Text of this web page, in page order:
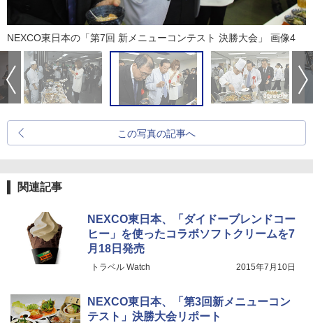
NEXCO東日本の「第7回 新メニューコンテスト 決勝大会」 画像4
この写真の記事へ
関連記事
NEXCO東日本、「ダイドーブレンドコー
ヒー」を使ったコラボソフトクリームを7
月18日発売
トラベル Watch 2015年7月10日
NEXCO東日本、「第3回新メニューコン
テスト」決勝大会リポート